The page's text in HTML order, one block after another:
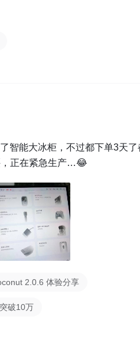
智能大冰柜，不过都下单3天了
，正在紧急生产…😂
2.0.6 体验分享
破10万